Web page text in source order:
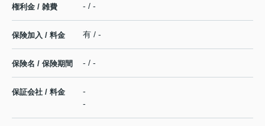
権利金 / 雑費 - / -
保険加入 / 料金 有 / -
保険名 / 保険期間 - / -
保証会社 / 料金
-
-